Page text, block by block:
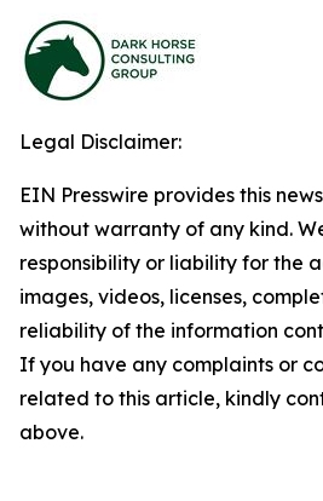
Legal Disclaimer:
EIN Presswire provides this
without warranty of any kind.
responsibility or liability for the
images, videos, licenses,
reliability of the information
If you have any complaints or
related to this article, kindly
above.